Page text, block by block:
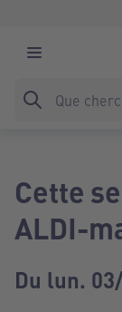
Cette
ALDI-
Du lun.